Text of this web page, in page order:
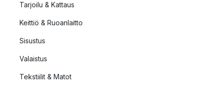
Tarjoilu & Kattaus
Keittiö & Ruoanlaitto
Sisustus
Valaistus
Tekstiilit & Matot